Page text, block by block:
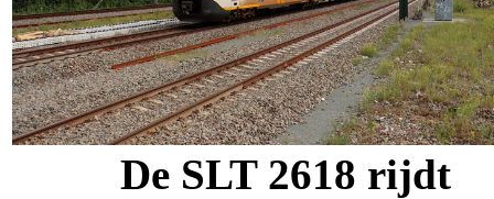
De SLT 2618 rijdt